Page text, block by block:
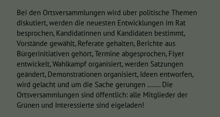
Bei den Ortsversammlungen wird über politische Themen
diskutiert, werden die neuesten Entwicklungen im Rat
besprochen, Kandidatinnen und Kandidaten bestimmt,
Vorstände gewählt, Referate gehalten, Berichte aus
Bürgerinitiativen gehört, Termine abgesprochen, Flyer
entwickelt, Wahlkampf organisiert, werden Satzungen
geändert, Demonstrationen organisiert, Ideen entworfen,
wird gelacht und um die Sache gerungen ....... Die
Ortsversammlungen sind öffentlich: alle Mitglieder der
Grünen und Interessierte sind eigeladen!